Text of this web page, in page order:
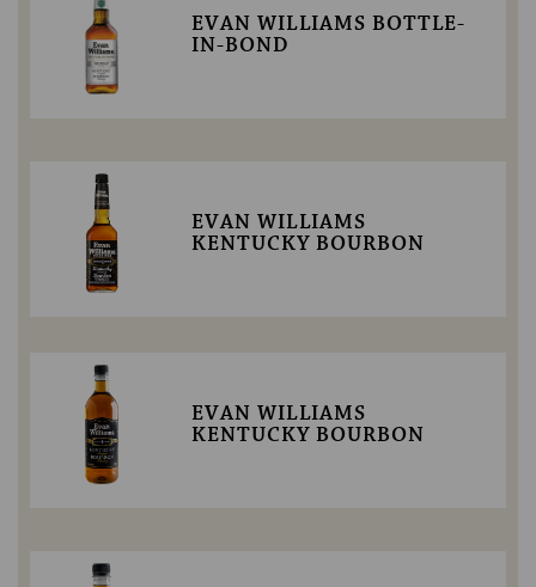
EVAN WILLIAMS BOTTLE-
IN-BOND
EVAN WILLIAMS
KENTUCKY BOURBON
EVAN WILLIAMS
KENTUCKY BOURBON